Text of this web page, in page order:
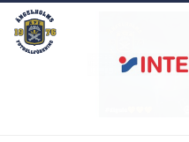
HEM
NYHETER